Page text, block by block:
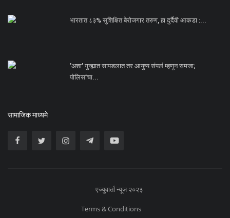
भारतात ८३% सुशिक्षित बेरोजगार तरुण, हा दुर्दैवी आकडा :...
'अशा' गुन्ह्यात सापडलात तर आयुष्य संपलं म्हणून समजा;
पोलिसांचा...
सामाजिक माध्यमे
एज्युवार्ता न्यूज २०२३
Terms & Conditions